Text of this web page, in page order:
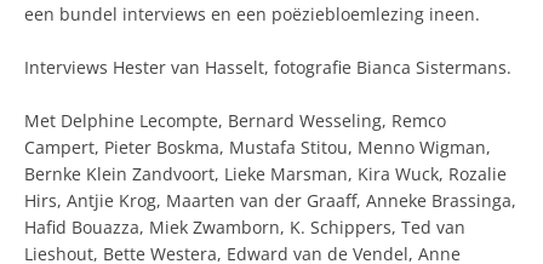
een bundel interviews en een poëziebloemlezing ineen.
Interviews Hester van Hasselt, fotografie Bianca Sistermans.
Met Delphine Lecompte, Bernard Wesseling, Remco
Campert, Pieter Boskma, Mustafa Stitou, Menno Wigman,
Bernke Klein Zandvoort, Lieke Marsman, Kira Wuck, Rozalie
Hirs, Antjie Krog, Maarten van der Graaff, Anneke Brassinga,
Hafid Bouazza, Miek Zwamborn, K. Schippers, Ted van
Lieshout, Bette Westera, Edward van de Vendel, Anne